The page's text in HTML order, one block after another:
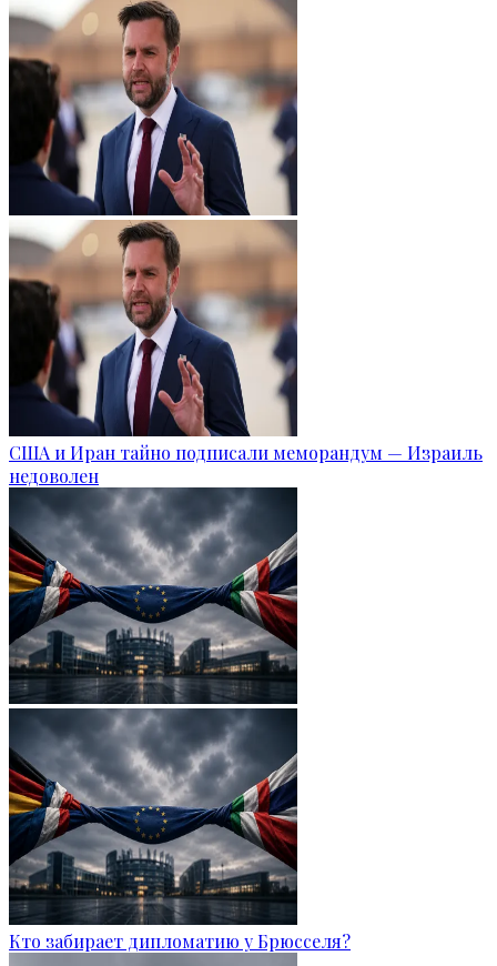
США и Иран тайно подписали меморандум — Израиль
недоволен
Кто забирает дипломатию у Брюсселя?